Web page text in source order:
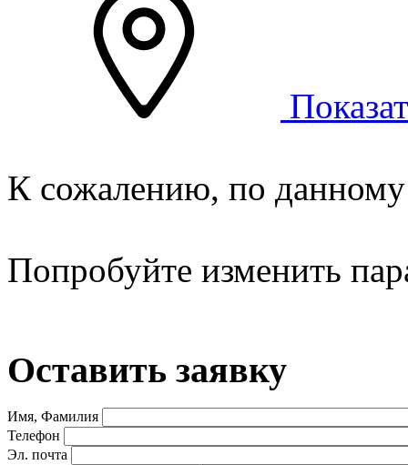
К сожалению, по данному
Попробуйте изменить
Оставить заявку
Имя, Фамилия
Телефон
Эл. почта